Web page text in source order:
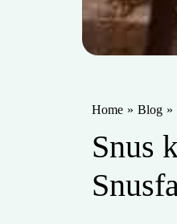
Home » Blog »
Snus